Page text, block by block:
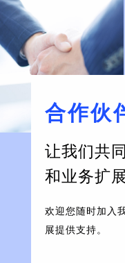
合作伙
让我们共
和业务扩展
欢迎您随时加入
展提供支持。